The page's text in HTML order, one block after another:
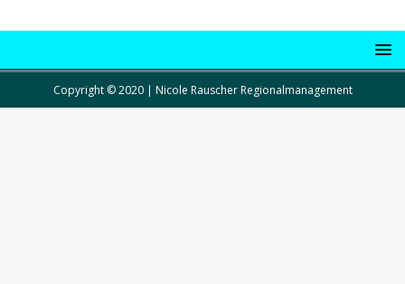
Copyright © 2020 | Nicole Rauscher Regionalmanagement